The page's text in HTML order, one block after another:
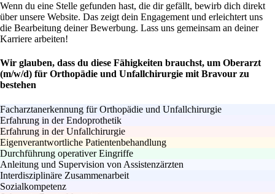
Wenn du eine Stelle gefunden hast, die dir gefällt, bewirb dich direkt
über unsere Website. Das zeigt dein Engagement und erleichtert uns
die Bearbeitung deiner Bewerbung. Lass uns gemeinsam an deiner
Karriere arbeiten!
Wir glauben, dass du diese Fähigkeiten brauchst, um Oberarzt
(m/w/d) für Orthopädie und Unfallchirurgie mit Bravour zu
bestehen
Facharztanerkennung für Orthopädie und Unfallchirurgie
Erfahrung in der Endoprothetik
Erfahrung in der Unfallchirurgie
Eigenverantwortliche Patientenbehandlung
Durchführung operativer Eingriffe
Anleitung und Supervision von Assistenzärzten
Interdisziplinäre Zusammenarbeit
Sozialkompetenz